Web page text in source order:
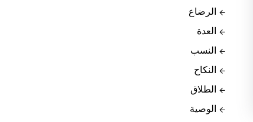
الرضاع
العدة
النسب
النكاح
الطلاق
الوصية